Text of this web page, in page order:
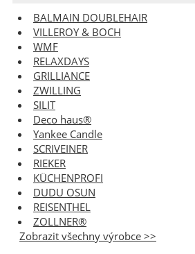
BALMAIN DOUBLEHAIR
VILLEROY & BOCH
WMF
RELAXDAYS
GRILLIANCE
ZWILLING
SILIT
Deco haus®
Yankee Candle
SCRIVEINER
RIEKER
KÜCHENPROFI
DUDU OSUN
REISENTHEL
ZOLLNER®
Zobrazit všechny výrobce >>